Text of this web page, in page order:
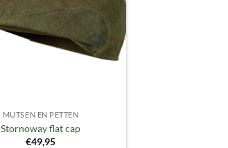
MUTSEN EN PETTEN
Stornoway flat cap
€49,95